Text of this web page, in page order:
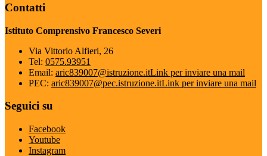
Contatti
Istituto Comprensivo Francesco Severi
Via Vittorio Alfieri, 26
Tel: 0575.93951
Email: aric839007@istruzione.itLink per inviare una mail
PEC: aric839007@pec.istruzione.itLink per inviare una mail
Seguici su
Facebook
Youtube
Instagram